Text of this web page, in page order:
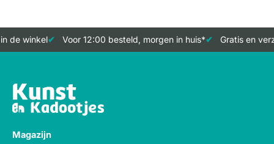
winkel Voor 12:00 besteld, morgen in huis* Gratis en
Magazijn